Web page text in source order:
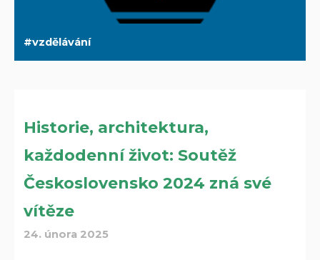
vzdělávání
Historie, architektura,
každodenní život: Soutěž
Československo 2024 zná své
vítěze
24. února 2025